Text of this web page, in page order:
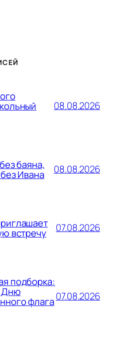
08.08.2026
баяна,
без Ивана 08.08.2026
встречу 07.08.2026
подборка:
Дню
флага07.08.2026